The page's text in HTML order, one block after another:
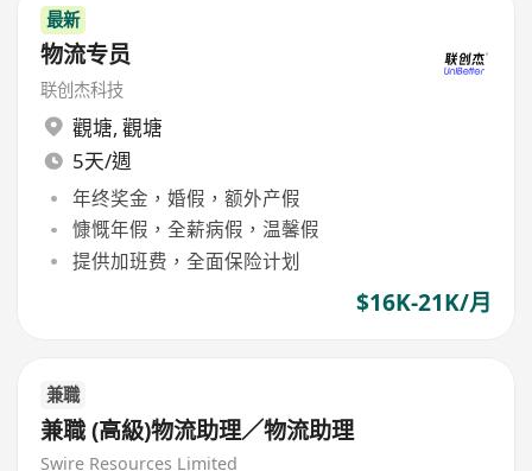
最新
物流专员
联创杰科技
觀塘, 觀塘
5天/週
年终奖金，婚假，额外产假
慷慨年假，全薪病假，温馨假
提供加班费，全面保险计划
$16K-21K/月
兼職
兼職 (高級)物流助理／物流助理
Swire Resources Limited